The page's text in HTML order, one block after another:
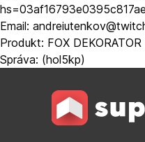
Email:
Produkt: FOX DEKORATOR
Správa: (hol5kp)